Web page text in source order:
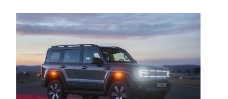
Νέα
Τεχνολογία
Mobility
Σταθμοί φόρτισης